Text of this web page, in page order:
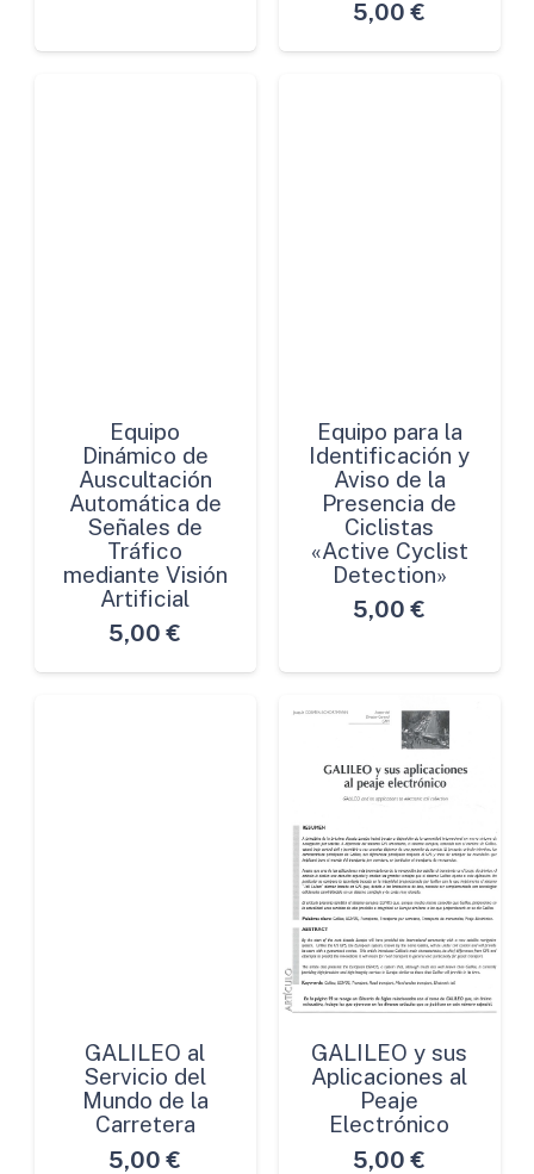
5,00 €
Equipo
Dinámico de
Auscultación
Automática de
Señales de
Tráfico
mediante Visión
Artificial
5,00 €
Equipo para la
Identificación y
Aviso de la
Presencia de
Ciclistas
«Active Cyclist
Detection»
5,00 €
GALILEO al
Servicio del
Mundo de la
Carretera
5,00 €
GALILEO y sus
Aplicaciones al
Peaje
Electrónico
5,00 €